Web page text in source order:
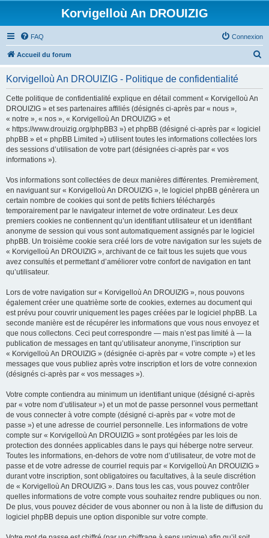
Korvigelloù An DROUIZIG
FAQ Connexion
Accueil du forum
Korvigelloù An DROUIZIG - Politique de confidentialité
Cette politique de confidentialité explique en détail comment « Korvigelloù An
DROUIZIG » et ses partenaires affiliés (désignés ci-après par « nous »,
« notre », « nos », « Korvigelloù An DROUIZIG » et
« https://www.drouizig.org/phpBB3 ») et phpBB (désigné ci-après par « logiciel
phpBB » et « phpBB Limited ») utilisent toutes les informations collectées lors
des sessions d’utilisation de votre part (désignées ci-après par « vos
informations »).
Vos informations sont collectées de deux manières différentes. Premièrement,
en naviguant sur « Korvigelloù An DROUIZIG », le logiciel phpBB génèrera un
certain nombre de cookies qui sont de petits fichiers téléchargés
temporairement par le navigateur internet de votre ordinateur. Les deux
premiers cookies ne contiennent qu’un identifiant utilisateur et un identifiant
anonyme de session qui vous sont automatiquement assignés par le logiciel
phpBB. Un troisième cookie sera créé lors de votre navigation sur les sujets de
« Korvigelloù An DROUIZIG », archivant de ce fait tous les sujets que vous
avez consultés et permettant d’améliorer votre confort de navigation en tant
qu’utilisateur.
Lors de votre navigation sur « Korvigelloù An DROUIZIG », nous pouvons
également créer une quatrième sorte de cookies, externes au document qui
est prévu pour couvrir uniquement les pages créées par le logiciel phpBB. La
seconde manière est de récupérer les informations que vous nous envoyez et
que nous collectons. Ceci peut correspondre — mais n’est pas limité à — la
publication de messages en tant qu’utilisateur anonyme, l’inscription sur
« Korvigelloù An DROUIZIG » (désignée ci-après par « votre compte ») et les
messages que vous publiez après votre inscription et lors de votre connexion
(désignés ci-après par « vos messages »).
Votre compte contiendra au minimum un identifiant unique (désigné ci-après
par « votre nom d’utilisateur ») et un mot de passe personnel vous permettant
de vous connecter à votre compte (désigné ci-après par « votre mot de
passe ») et une adresse de courriel personnelle. Les informations de votre
compte sur « Korvigelloù An DROUIZIG » sont protégées par les lois de
protection des données applicables dans le pays qui héberge notre serveur.
Toutes les informations, en-dehors de votre nom d’utilisateur, de votre mot de
passe et de votre adresse de courriel requis par « Korvigelloù An DROUIZIG »
durant votre inscription, sont obligatoires ou facultatives, à la seule discrétion
de « Korvigelloù An DROUIZIG ». Dans tous les cas, vous pouvez contrôler
quelles informations de votre compte vous souhaitez rendre publiques ou non.
De plus, vous pouvez décider de vous abonner ou non à la liste de diffusion du
logiciel phpBB depuis une option disponible sur votre compte.